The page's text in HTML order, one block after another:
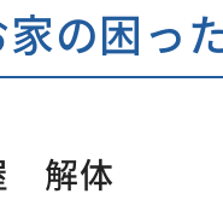
の困っ
解体